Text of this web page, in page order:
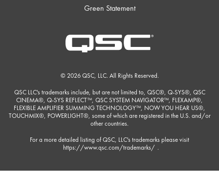
Green Statement
© 2026 QSC, LLC. All Rights Reserved.
QSC LLC's trademarks include, but are not limited to, QSC®, Q-SYS®, QSC
CINEMA®, Q-SYS REFLECT™, QSC SYSTEM NAVIGATOR™, FLEXAMP®,
FLEXIBLE AMPLIFIER SUMMING TECHNOLOGY™, NOW YOU HEAR US®,
TOUCHMIX®, POWERLIGHT®, some of which are registered in the U.S. and/or
other countries.
For a more detailed listing of QSC, LLC's trademarks please visit
https://www.qsc.com/trademarks/ .